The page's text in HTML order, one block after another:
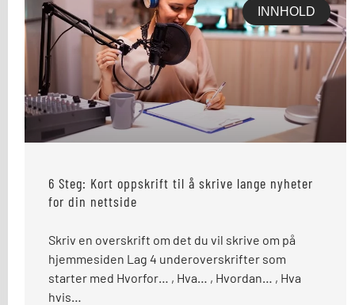
INNHOLD
6 Steg: Kort oppskrift til å skrive lange nyheter
for din nettside
Skriv en overskrift om det du vil skrive om på
hjemmesiden Lag 4 underoverskrifter som
starter med Hvorfor… , Hva… , Hvordan… , Hva
hvis…